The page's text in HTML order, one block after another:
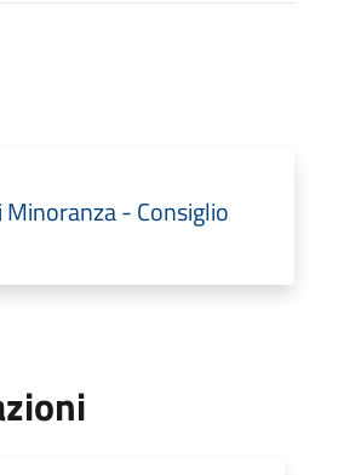
Minoranza - Consiglio